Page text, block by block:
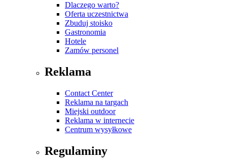
Dlaczego warto?
Oferta uczestnictwa
Zbuduj stoisko
Gastronomia
Hotele
Zamów personel
Reklama
Contact Center
Reklama na targach
Miejski outdoor
Reklama w internecie
Centrum wysyłkowe
Regulaminy